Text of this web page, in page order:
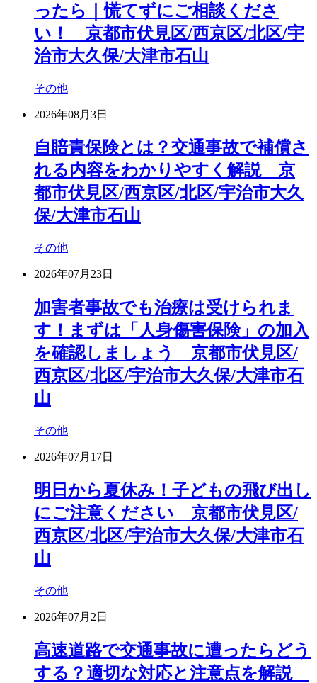
ったら｜慌てずにご相談くださ
い！ 京都市伏見区/西京区/北区/宇
治市大久保/大津市石山
その他
2026年08月3日
自賠責保険とは？交通事故で補償さ
れる内容をわかりやすく解説 京
都市伏見区/西京区/北区/宇治市大久
保/大津市石山
その他
2026年07月23日
加害者事故でも治療は受けられま
す！まずは「人身傷害保険」の加入
を確認しましょう 京都市伏見区/
西京区/北区/宇治市大久保/大津市石
山
その他
2026年07月17日
明日から夏休み！子どもの飛び出し
にご注意ください 京都市伏見区/
西京区/北区/宇治市大久保/大津市石
山
その他
2026年07月2日
高速道路で交通事故に遭ったらどう
する？適切な対応と注意点を解説